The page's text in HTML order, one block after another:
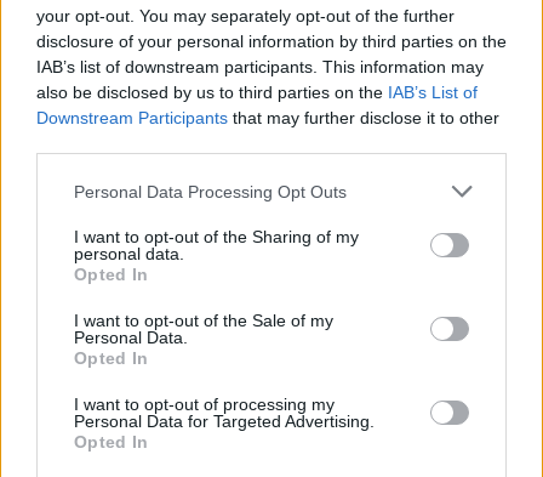
your opt-out. You may separately opt-out of the further
disclosure of your personal information by third parties on the
IAB’s list of downstream participants. This information may
also be disclosed by us to third parties on the IAB’s List of
Downstream Participants that may further disclose it to other
Personal Data Processing Opt Outs
I want to opt-out of the Sharing of my
personal data.
Opted In
I want to opt-out of the Sale of my
Personal Data.
Opted In
I want to opt-out of processing my
Personal Data for Targeted Advertising.
Opted In